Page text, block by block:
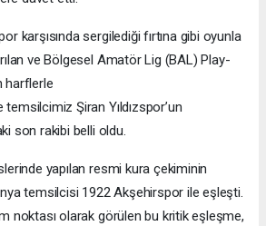
karşısında sergilediği fırtına gibi oyunla
ve Bölgesel Amatör Lig (BAL) Play-
harflerle
Şiran Yıldızspor’un
son rakibi belli oldu.
yapılan resmi kura çekiminin
temsilcisi 1922 Akşehirspor ile eşleşti.
noktası olarak görülen bu kritik eşleşme,